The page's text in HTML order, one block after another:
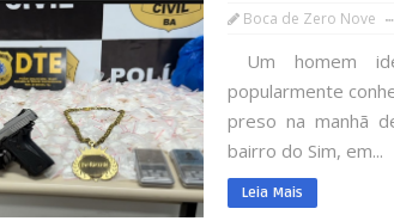
Boca de Zero Nove
Um homem
popularmente
preso na manhã
bairro do Sim, em...
Leia Mais